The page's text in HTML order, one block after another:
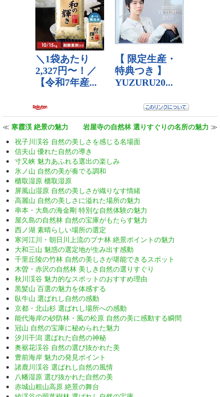
≪ 寒霞渓 絶景の魅力 岩屋寺の自然林 選りすぐりの名所の魅力 ≫
祝子川渓谷 自然の美しさを感じる名場面
信夫山 優れた自然の導き
寸又峡 魅力あふれる選出の楽しみ
氷ノ山 自然の美が奏でる調和
櫃取湿原 櫃取湿原
屏風山湿原 自然の美しさが織りなす情緒
高麗山 自然の美しさに溢れた場所の魅力
串本・大島の海金剛 特別な自然体験の魅力
屋久島の自然林 自然の宝庫がもたらす魅力
西ノ湖 素晴らしい場所の選定
寒河江川・朝日川上流のブナ林 絶景ポイントの魅力
大和三山 魅惑の選定地が生み出す感動
千里丘陵の竹林 自然の美しさが堪能できるスポット
木曽・赤沢の自然林 美しき自然の選りすぐり
秋川渓谷 魅力的なスポットのおすすめ理由
黒髪山 百選の魅力を体感する
臥牛山 選ばれし自然の感動
京都・北山杉 選ばれし場所への感動
能代海岸の砂防林・風の松原 自然の美に感動する瞬間
冠山 自然の宝庫に秘められた魅力
汐川干潟 選ばれた自然の神秘
奥裾花渓谷 自然の選び抜かれた美
豊前海岸 魅力の発見ポイント
諸鹿川渓谷 選ばれし自然の風情
八幡湿原 選び抜かれた自然の美
赤城山粗山高原 絶景の舞台